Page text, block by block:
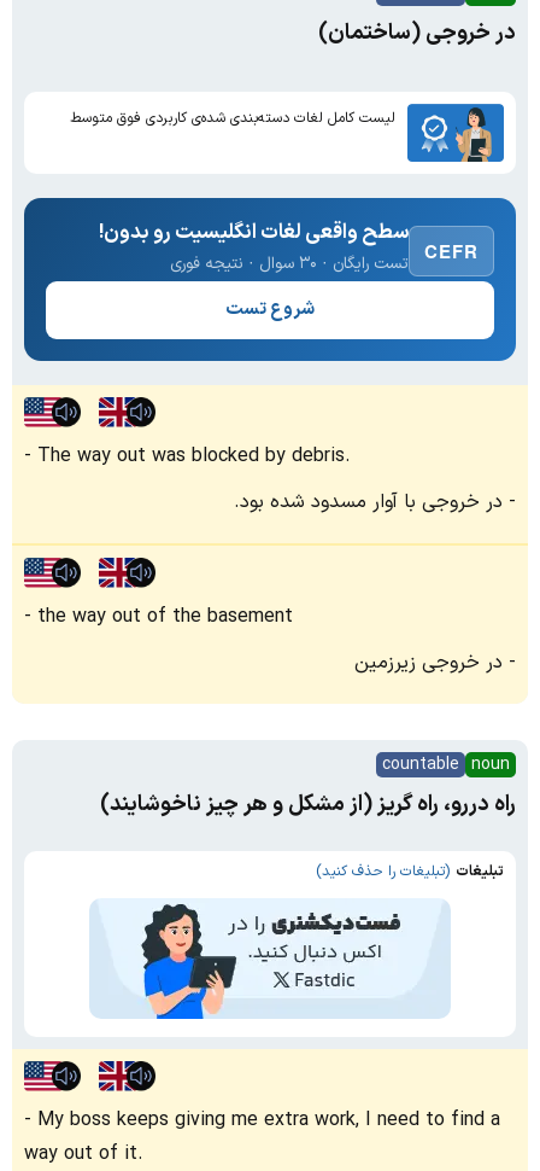
در خروجی (ساختمان)
لیست کامل لغات دسته‌بندی شده‌ی کاربردی فوق متوسط
CEFR
سطح واقعی لغات انگلیسیت رو بدون!
تست رایگان · ۳۰ سوال · نتیجه فوری
شروع تست
The way out was blocked by debris.
در خروجی با آوار مسدود شده بود.
the way out of the basement
در خروجی زیرزمین
noun
countable
راه دررو، راه گریز (از مشکل و هر چیز ناخوشایند)
تبلیغات (تبلیغات را حذف کنید)
My boss keeps giving me extra work, I need to find a
way out of it.